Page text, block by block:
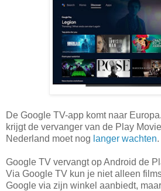
De Google TV-app komt naar
krijgt de vervanger van de Play
Nederland moet nog langer wachten.
Google TV vervangt op Android de
Via Google TV kun je niet alleen
Google via zijn winkel aanbiedt,